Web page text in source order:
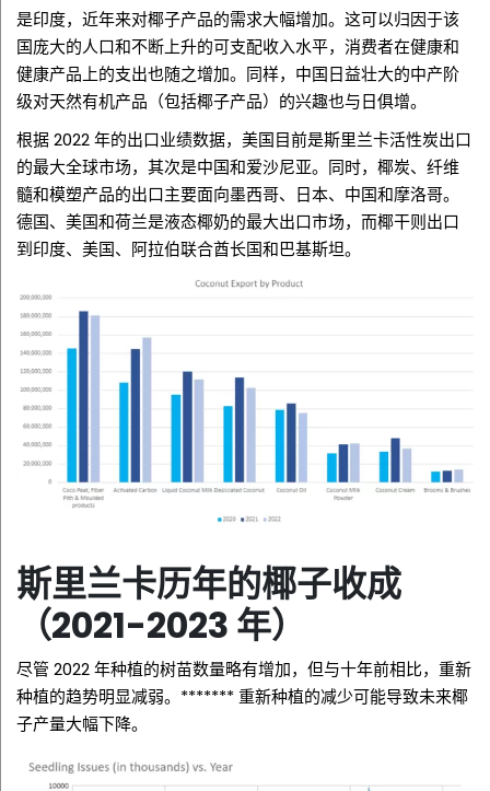
是印度，近年来对椰子产品的需求大幅增加。这可以归因于该
国庞大的人口和不断上升的可支配收入水平，消费者在健康和
健康产品上的支出也随之增加。同样，中国日益壮大的中产阶
级对天然有机产品（包括椰子产品）的兴趣也与日俱增。
根据 2022 年的出口业绩数据，美国目前是斯里兰卡活性炭出口
的最大全球市场，其次是中国和爱沙尼亚。同时，椰炭、纤维
髓和模塑产品的出口主要面向墨西哥、日本、中国和摩洛哥。
德国、美国和荷兰是液态椰奶的最大出口市场，而椰干则出口
到印度、美国、阿拉伯联合酋长国和巴基斯坦。
斯里兰卡历年的椰子收成
（2021-2023 年）
尽管 2022 年种植的树苗数量略有增加，但与十年前相比，重新
种植的趋势明显减弱。*******重新种植的减少可能导致未来椰
子产量大幅下降。